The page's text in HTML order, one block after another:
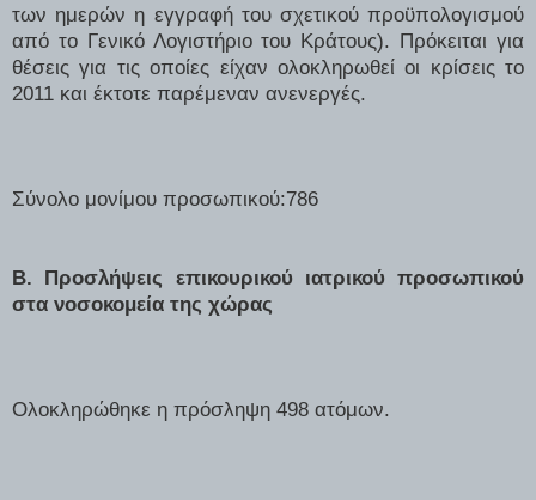
των ημερών η εγγραφή του σχετικού προϋπολογισμού
από το Γενικό Λογιστήριο του Κράτους). Πρόκειται για
θέσεις για τις οποίες είχαν ολοκληρωθεί οι κρίσεις το
2011 και έκτοτε παρέμεναν ανενεργές.
Σύνολο μονίμου προσωπικού:786
Β. Προσλήψεις επικουρικού ιατρικού προσωπικού
στα νοσοκομεία της χώρας
Ολοκληρώθηκε η πρόσληψη 498 ατόμων.